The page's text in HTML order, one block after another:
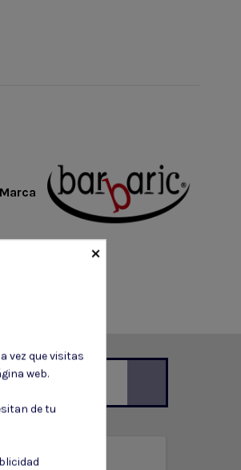
Marca
legal.
×
vez que visitas
web.
de tu